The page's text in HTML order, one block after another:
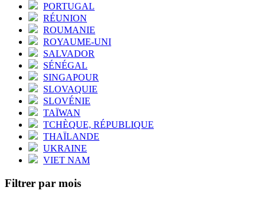
PORTUGAL
RÉUNION
ROUMANIE
ROYAUME-UNI
SALVADOR
SÉNÉGAL
SINGAPOUR
SLOVAQUIE
SLOVÉNIE
TAÏWAN
TCHÈQUE, RÉPUBLIQUE
THAÏLANDE
UKRAINE
VIET NAM
Filtrer par mois